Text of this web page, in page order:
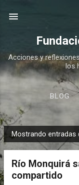
Acciones y
los
BLOG
E
n
Mostrando entradas
Río Monquirá
compartido